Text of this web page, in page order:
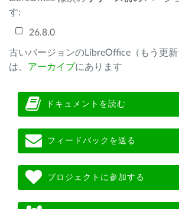
す:
26.8.0
古いバージョンのLibreOffice（もう更新
は、 アーカイブにあります
ドキュメントを読む
フィードバックを送る
プロジェクトに参加する